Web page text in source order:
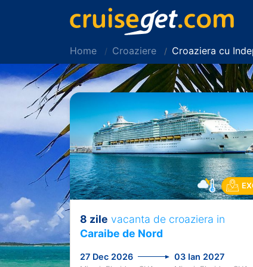
Home Croaziere Croaziera cu
Previous
8 zile vacanta de croaziera in
Caraibe de Nord
27 Dec 2026 03 Ian 2027